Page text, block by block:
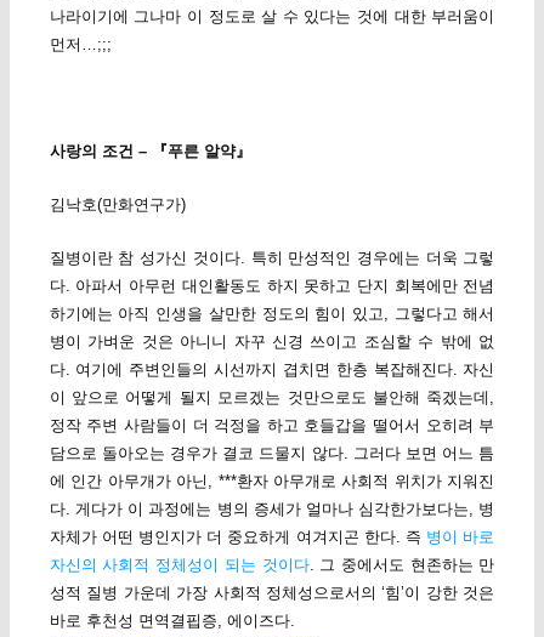
나라이기에 그나마 이 정도로 살 수 있다는 것에 대한 부러움이
먼저…;;;
사랑의 조건 – 『푸른 알약』
김낙호(만화연구가)
질병이란 참 성가신 것이다. 특히 만성적인 경우에는 더욱 그렇
다. 아파서 아무런 대인활동도 하지 못하고 단지 회복에만 전념
하기에는 아직 인생을 살만한 정도의 힘이 있고, 그렇다고 해서
병이 가벼운 것은 아니니 자꾸 신경 쓰이고 조심할 수 밖에 없
다. 여기에 주변인들의 시선까지 겹치면 한층 복잡해진다. 자신
이 앞으로 어떻게 될지 모르겠는 것만으로도 불안해 죽겠는데,
정작 주변 사람들이 더 걱정을 하고 호들갑을 떨어서 오히려 부
담으로 돌아오는 경우가 결코 드물지 않다. 그러다 보면 어느 틈
에 인간 아무개가 아닌, ***환자 아무개로 사회적 위치가 지워진
다. 게다가 이 과정에는 병의 증세가 얼마나 심각한가보다는, 병
자체가 어떤 병인지가 더 중요하게 여겨지곤 한다. 즉 병이 바로
자신의 사회적 정체성이 되는 것이다. 그 중에서도 현존하는 만
성적 질병 가운데 가장 사회적 정체성으로서의 ‘힘’이 강한 것은
바로 후천성 면역결핍증, 에이즈다.